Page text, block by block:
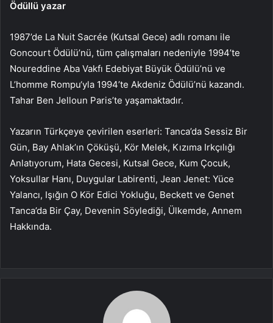
Ödüllü yazar
1987’de La Nuit Sacrée (Kutsal Gece) adlı romanı ile
Goncourt Ödülü’nü, tüm çalışmaları nedeniyle 1994’te
Noureddine Aba Vakfı Edebiyat Büyük Ödülü’nü ve
L’homme Rompu‘yla 1994’te Akdeniz Ödülü’nü kazandı.
Tahar Ben Jelloun Paris’te yaşamaktadır.
Yazarın Türkçeye çevirilen eserleri: Tanca’da Sessiz Bir
Gün, Bay Ahlak’ın Çöküşü, Kör Melek, Kızıma Irkçılığı
Anlatıyorum, Hata Gecesi, Kutsal Gece, Kum Çocuk,
Yoksul­lar Hanı, Duygular Labirenti, Jean Jenet: Yüce
Yalancı, Işığın O Kör Edici Yokluğu, Beckett ve Genet
Tanca’da Bir Çay, Devenin Söylediği, Ülkemde, Annem
Hakkında.